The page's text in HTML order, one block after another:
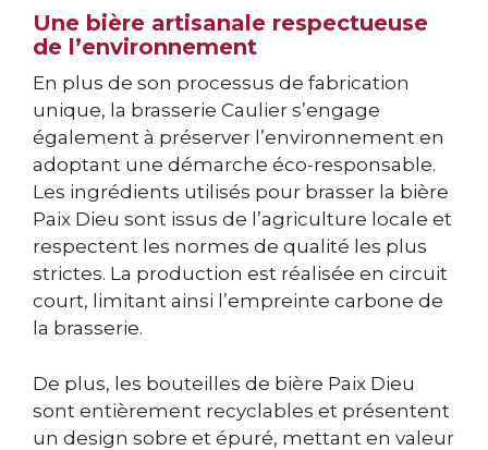
Une bière artisanale respectueuse
de l’environnement
En plus de son processus de fabrication
unique, la brasserie Caulier s’engage
également à préserver l’environnement en
adoptant une démarche éco-responsable.
Les ingrédients utilisés pour brasser la bière
Paix Dieu sont issus de l’agriculture locale et
respectent les normes de qualité les plus
strictes. La production est réalisée en circuit
court, limitant ainsi l’empreinte carbone de
la brasserie.
De plus, les bouteilles de bière Paix Dieu
sont entièrement recyclables et présentent
un design sobre et épuré, mettant en valeur